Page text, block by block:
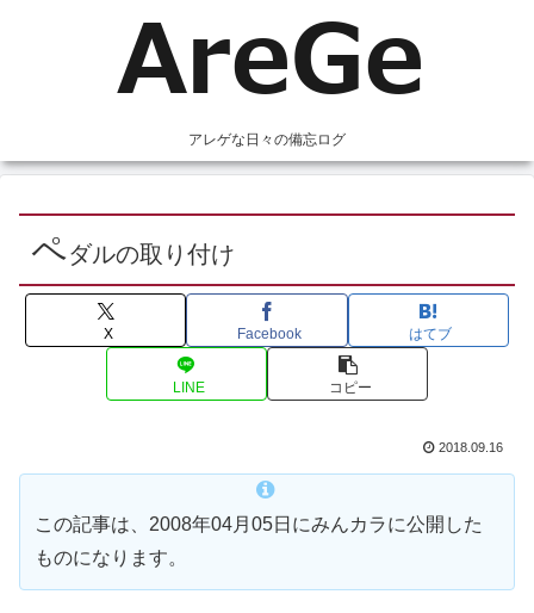
アレゲな日々の備忘ログ
ペダルの取り付け
X Facebook はてブ
LINE コピー
2018.09.16
この記事は、2008年04月05日にみんカラに公開した
ものになります。